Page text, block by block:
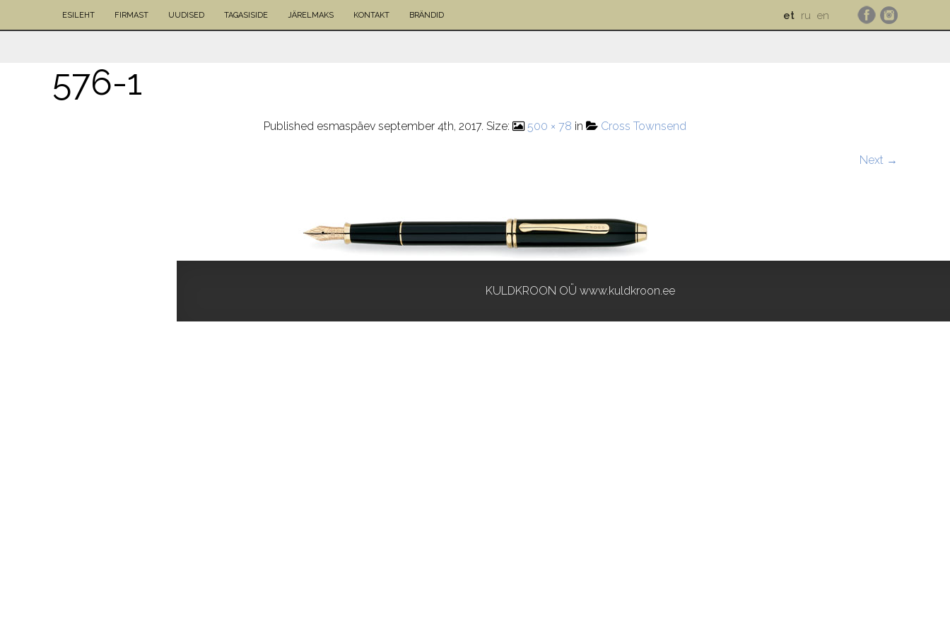
ESILEHT FIRMAST UUDISED TAGASISIDE JÄRELMAKS KONTAKT BRÄNDID et ru en
576-1
Published esmaspäev september 4th, 2017. Size: 500 × 78 in Cross Townsend
Next →
KULDKROON OÜ www.kuldkroon.ee